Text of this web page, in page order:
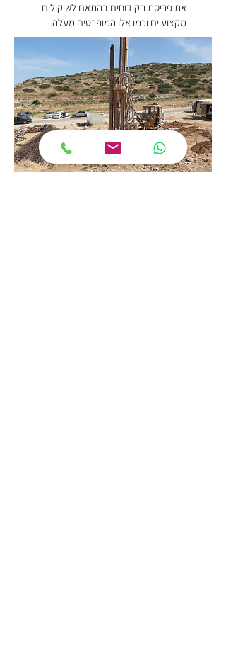
את פריסת הקידוחים בהתאם לשיקולים
מקצועיים וכמו אלו המופרטים מעלה.